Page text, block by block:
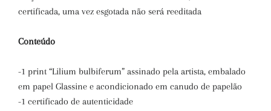
certificada, uma vez esgotada não será reeditada
Conteúdo
-1 print “Lilium bulbiferum” assinado pela artista, embalado
em papel Glassine e acondicionado em canudo de papelão
-1 certificado de autenticidade